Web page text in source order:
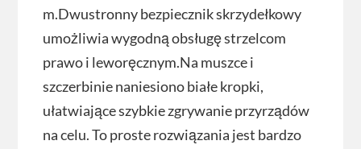
m.Dwustronny bezpiecznik skrzydełkowy
umożliwia wygodną obsługę strzelcom
prawo i leworęcznym.Na muszce i
szczerbinie naniesiono białe kropki,
ułatwiające szybkie zgrywanie przyrządów
na celu. To proste rozwiązania jest bardzo